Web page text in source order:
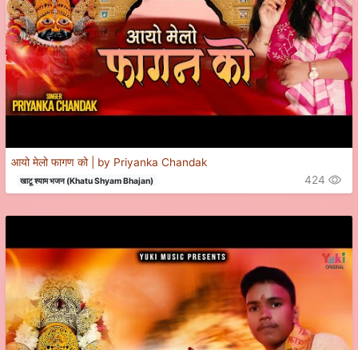
आयो मेलो फागण को | by Priyanka Chandak
खाटू श्याम भजन (Khatu Shyam Bhajan) 424